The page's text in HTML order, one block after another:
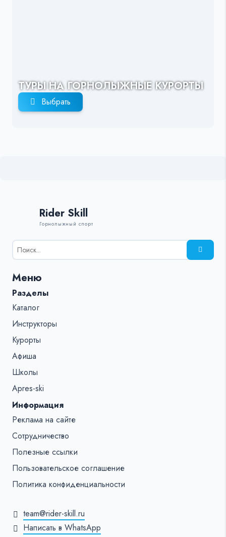
ТУРЫ НА ГОРНОЛЫЖНЫЕ КУРОРТЫ
Выбрать
Rider Skill
Горнолыжный спорт
Результаты
поиска
%s:
Меню
Разделы
Каталог
Инструкторы
Курорты
Афиша
Школы
Apres-ski
Информация
Реклама на сайте
Сотрудничество
Полезные ссылки
Пользовательское соглашение
Политика конфиденциальности
team@rider-skill.ru
Написать в WhatsApp